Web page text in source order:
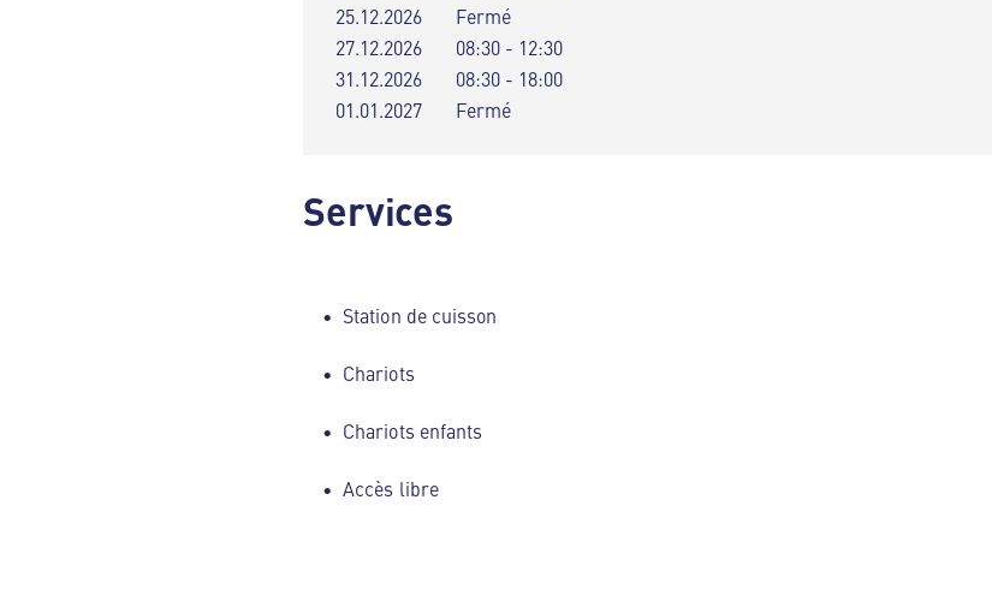
25.12.2026
Fermé
27.12.2026
08:30 - 12:30
31.12.2026
08:30 - 18:00
01.01.2027
Fermé
Services
Station de cuisson
Chariots
Chariots enfants
Accès libre